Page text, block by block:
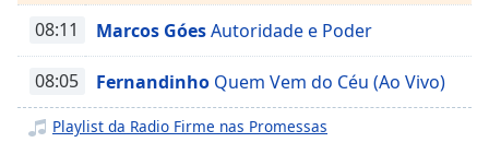
Chapters
Chapters
Descriptions
08:11 Marcos GóesAutoridade e Poder
08:05 Fernandinho Quem Vem do Céu (Ao Vivo)
Playlist da Radio Firme nas Promessas